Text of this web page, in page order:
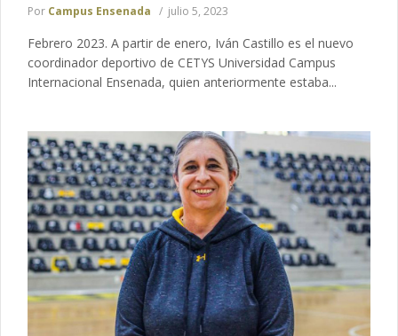
Por Campus Ensenada julio 5, 2023
Febrero 2023. A partir de enero, Iván Castillo es el nuevo
coordinador deportivo de CETYS Universidad Campus
Internacional Ensenada, quien anteriormente estaba...